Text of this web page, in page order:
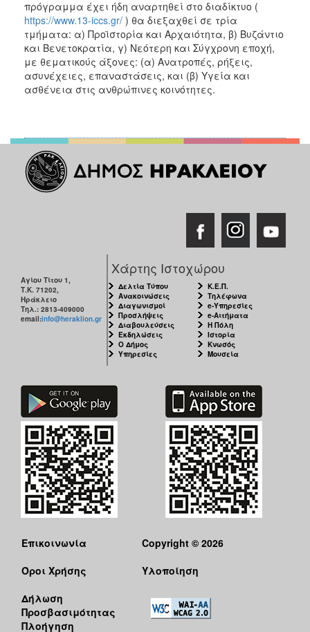
πρόγραμμα έχει ήδη αναρτηθεί στο διαδίκτυο (
https://www.13-iccs.gr/ ) θα διεξαχθεί σε τρία
τμήματα: α) Προϊστορία και Αρχαιότητα, β) Βυζάντιο
και Βενετοκρατία, γ) Νεότερη και Σύγχρονη εποχή,
με θεματικούς άξονες: (α) Ανατροπές, ρήξεις,
ασυνέχειες, επαναστάσεις, και (β) Υγεία και
ασθένεια στις ανθρώπινες κοινότητες.
Αγίου Τίτου 1,
Τ.Κ. 71202,
Ηράκλειο
Τηλ.: 2813-409000
email:info@heraklion.gr
Χάρτης Ιστοχώρου
Δελτία Τύπου
Ανακοινώσεις
Διαγωνισμοί
Προσλήψεις
Διαβουλεύσεις
Εκδηλώσεις
Ο Δήμος
Υπηρεσίες
Κ.Ε.Π.
Τηλέφωνα
e-Υπηρεσίες
e-Αιτήματα
Η Πόλη
Ιστορία
Κνωσός
Μουσεία
Επικοινωνία
Όροι Χρήσης
Δήλωση
Προσβασιμότητας
Πλοήγηση
Copyright © 2026
Υλοποίηση